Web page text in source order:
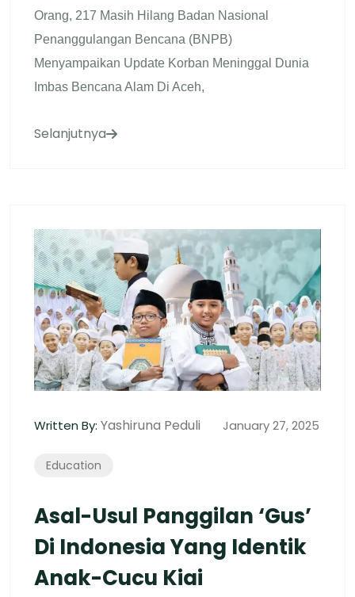
Orang, 217 Masih Hilang Badan Nasional
Penanggulangan Bencana (BNPB)
Menyampaikan Update Korban Meninggal Dunia
Imbas Bencana Alam Di Aceh,
Selanjutnya
Written By: Yashiruna Peduli January 27, 2025
Education
Asal-Usul Panggilan ‘Gus’
Di Indonesia Yang Identik
Anak-Cucu Kiai